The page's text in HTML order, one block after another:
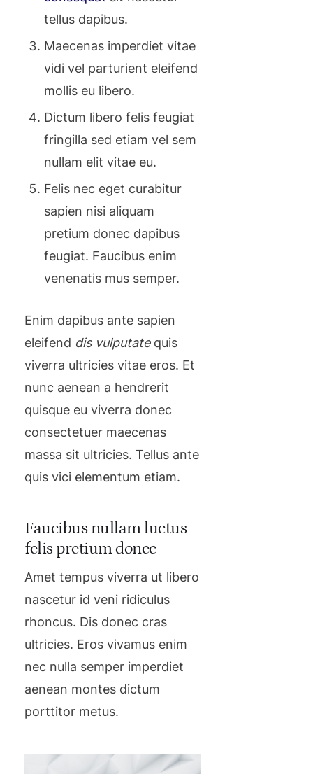
tellus dapibus.
Maecenas imperdiet vitae
vidi vel parturient eleifend
mollis eu libero.
Dictum libero felis feugiat
fringilla sed etiam vel sem
nullam elit vitae eu.
Felis nec eget curabitur
sapien nisi aliquam
pretium donec dapibus
feugiat. Faucibus enim
venenatis mus semper.
Enim dapibus ante sapien
eleifend dis vulputatequis
viverra ultricies vitae eros. Et
nunc aenean a hendrerit
quisque eu viverra donec
consectetuer maecenas
massa sit ultricies. Tellus ante
quis vici elementum etiam.
Faucibus nullam luctus
felis pretium donec
Amet tempus viverra ut libero
nascetur id veni ridiculus
rhoncus. Dis donec cras
ultricies. Eros vivamus enim
nec nulla semper imperdiet
aenean montes dictum
porttitor metus.